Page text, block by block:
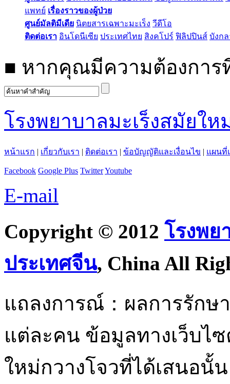
แพทย์ เรื่องราวของผู้ป่วย
ศูนย์มัลติมีเดีย นิตยสารเฉพาะมะเร็ง วีดีโอ
ติดต่อเรา อินโดนีเซีย ประเทศไทย สิงคโปร์ ฟิลิปปินส์ บังกล
■ หากคุณมีความต้องการ
โรงพยาบาลมะเร็งสมัยใ
หน้าแรก | เกี่ยวกับเรา | ติดต่อเรา | ข้อบัญญัติและเงื่อนไข | แผนที่
Facebook Google Plus TwitterYoutube
E-mail
Copyright © 2012 โรงพย
ประเทศจีน, China All
แถลงการณ์：ผลการรักษ
แต่ละคน ข้อมูลทางเว็บไ
ใหม่กวางโจวที่ได้เสนอนั้